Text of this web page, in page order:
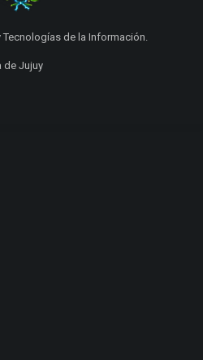
de la Información.
de Jujuy